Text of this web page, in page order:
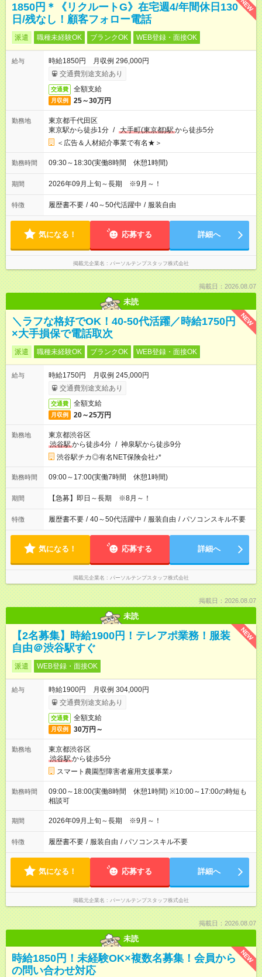
NEW
1850円＊《リクルートG》在宅週4/年間休日130
日/残なし！顧客フォロー電話
派遣 職種未経験OK ブランクOK WEB登録・面接OK
給与
時給1850円 月収例 296,000円
交通費別途支給あり
交通費 全額支給
月収例 25～30万円
勤務地
東京都千代田区
東京駅から徒歩1分 / 大手町(東京都)駅から徒歩5分
＜広告＆人材紹介事業で有名★＞
勤務時間 09:30～18:30(実働8時間 休憩1時間)
期間 2026年09月上旬～長期 ※9月～！
特徴 履歴書不要 / 40～50代活躍中 / 服装自由
気になる！ 応募する 詳細へ
掲載元企業名 パーソルテンプスタッフ株式会社
掲載日：2026.08.07
未読
NEW
＼ラフな格好でOK！40-50代活躍／時給1750円
×大手損保で電話取次
派遣 職種未経験OK ブランクOK WEB登録・面接OK
給与
時給1750円 月収例 245,000円
交通費別途支給あり
交通費 全額支給
月収例 20～25万円
勤務地
東京都渋谷区
渋谷駅から徒歩4分 / 神泉駅から徒歩9分
渋谷駅チカ◎有名NET保険会社♪*
勤務時間 09:00～17:00(実働7時間 休憩1時間)
期間 【急募】即日～長期 ※8月～！
特徴 履歴書不要 / 40～50代活躍中 / 服装自由 / パソコンスキル不要
気になる！ 応募する 詳細へ
掲載元企業名 パーソルテンプスタッフ株式会社
掲載日：2026.08.07
未読
NEW
【2名募集】時給1900円！テレアポ業務！服装
自由＠渋谷駅すぐ
派遣 WEB登録・面接OK
給与
時給1900円 月収例 304,000円
交通費別途支給あり
交通費 全額支給
月収例 30万円～
勤務地
東京都渋谷区
渋谷駅から徒歩5分
スマート農園型障害者雇用支援事業♪
勤務時間
09:00～18:00(実働8時間 休憩1時間) ※10:00～17:00の時短も
相談可
期間 2026年09月上旬～長期 ※9月～！
特徴 履歴書不要 / 服装自由 / パソコンスキル不要
気になる！ 応募する 詳細へ
掲載元企業名 パーソルテンプスタッフ株式会社
掲載日：2026.08.07
未読
NEW
時給1850円！未経験OK×複数名募集！会員から
の問い合わせ対応